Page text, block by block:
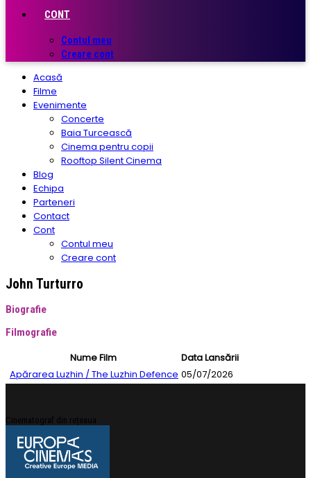
CONT
Contul meu
Creare cont
Acasă
Filme
Evenimente
Concerte
Baia Turcească
Cinema pentru copii
Rooftop Silent Cinema
Blog
Echipa
Parteneri
Contact
Cont
Contul meu
Creare cont
John Turturro
Biografie
Filmografie
Nume Film
Data Lansării
Apărarea Luzhin / The Luzhin Defence 05/07/2026
Cinematograf din rețeaua